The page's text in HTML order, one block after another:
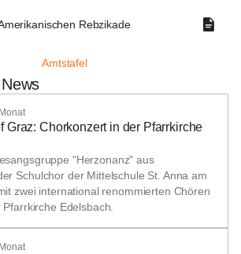
Rebzikade
Amtstafel
Graz: Chorkonzert in der Pfarrkirche
"Herzonanz" aus
Schulchor der Mittelschule St. Anna am
zwei international renommierten Chören
Edelsbach.